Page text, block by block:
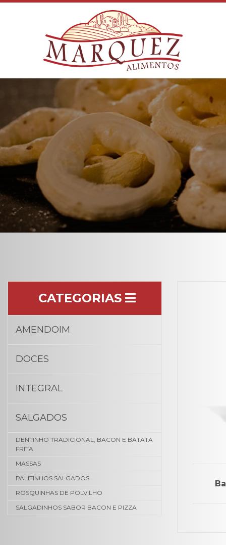
CATEGORIAS
AMENDOIM
DOCES
INTEGRAL
SALGADOS
DENTINHO TRADICIONAL, BACON E BATATA
FRITA
MASSAS
PALITINHOS SALGADOS
ROSQUINHAS DE POLVILHO
SALGADINHOS SABOR BACON E PIZZA